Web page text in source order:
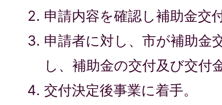
申請内容を確認し補助金交
申請者に対し、市が補助金
し、補助金の交付及び交付
交付決定後事業に着手。